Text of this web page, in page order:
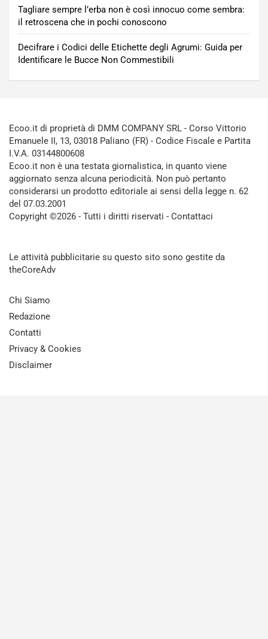
Tagliare sempre l’erba non è così innocuo come sembra:
il retroscena che in pochi conoscono
Decifrare i Codici delle Etichette degli Agrumi: Guida per
Identificare le Bucce Non Commestibili
Ecoo.it di proprietà di DMM COMPANY SRL - Corso Vittorio
Emanuele II, 13, 03018 Paliano (FR) - Codice Fiscale e Partita
I.V.A. 03144800608
Ecoo.it non è una testata giornalistica, in quanto viene
aggiornato senza alcuna periodicità. Non può pertanto
considerarsi un prodotto editoriale ai sensi della legge n. 62
del 07.03.2001
Copyright ©2026 - Tutti i diritti riservati - Contattaci
Le attività pubblicitarie su questo sito sono gestite da
theCoreAdv
Chi Siamo
Redazione
Contatti
Privacy & Cookies
Disclaimer